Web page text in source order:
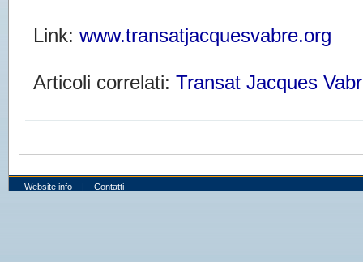
Link: www.transatjacquesvabre.org
Articoli correlati: Transat Jacques
Website info | Contatti